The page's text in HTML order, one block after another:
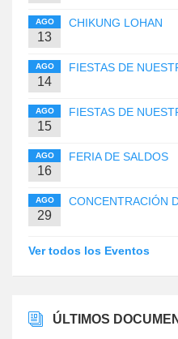
AGO
13
CHIKUNG LOHAN
AGO
14
FIESTAS DE
AGO
15
FIESTAS DE
AGO
16
FERIA DE SALDOS
AGO
29
CONCENTRACIÓN
Ver todos los Eventos
ÚLTIMOS